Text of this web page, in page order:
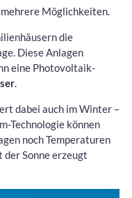
Möglichkeiten.
die
Diese Anlagen
eine Photovoltaik-
.
dabei auch im Winter –
Technologie können
noch Temperaturen
der Sonne erzeugt